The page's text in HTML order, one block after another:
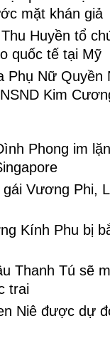
mặt khán giả
Huyền tổ
quốc tế tại Mỹ
Phụ Nữ Quyền
Kim
Phong im
gái Vương Phi,
Kính Phu bị
Thanh Tú sẽ
trai
Niê được dự